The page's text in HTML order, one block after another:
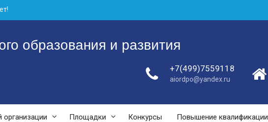
образования и развития
+7(499)7559118
aiordpo@yandex.ru
организации Площадки Конкурсы Повышение квалификации